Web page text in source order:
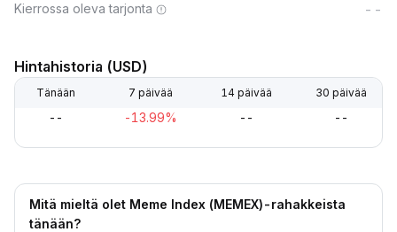
Kierrossa oleva tarjonta --
Hintahistoria (USD)
Tänään 7 päivää 14 päivää 30 päivää
-- -13.99% -- --
Mitä mieltä olet Meme Index (MEMEX)-rahakkeista
tänään?